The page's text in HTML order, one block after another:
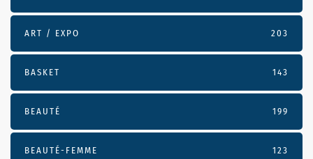
ART / EXPO 203
BASKET 143
BEAUTÉ 199
BEAUTÉ-FEMME 123